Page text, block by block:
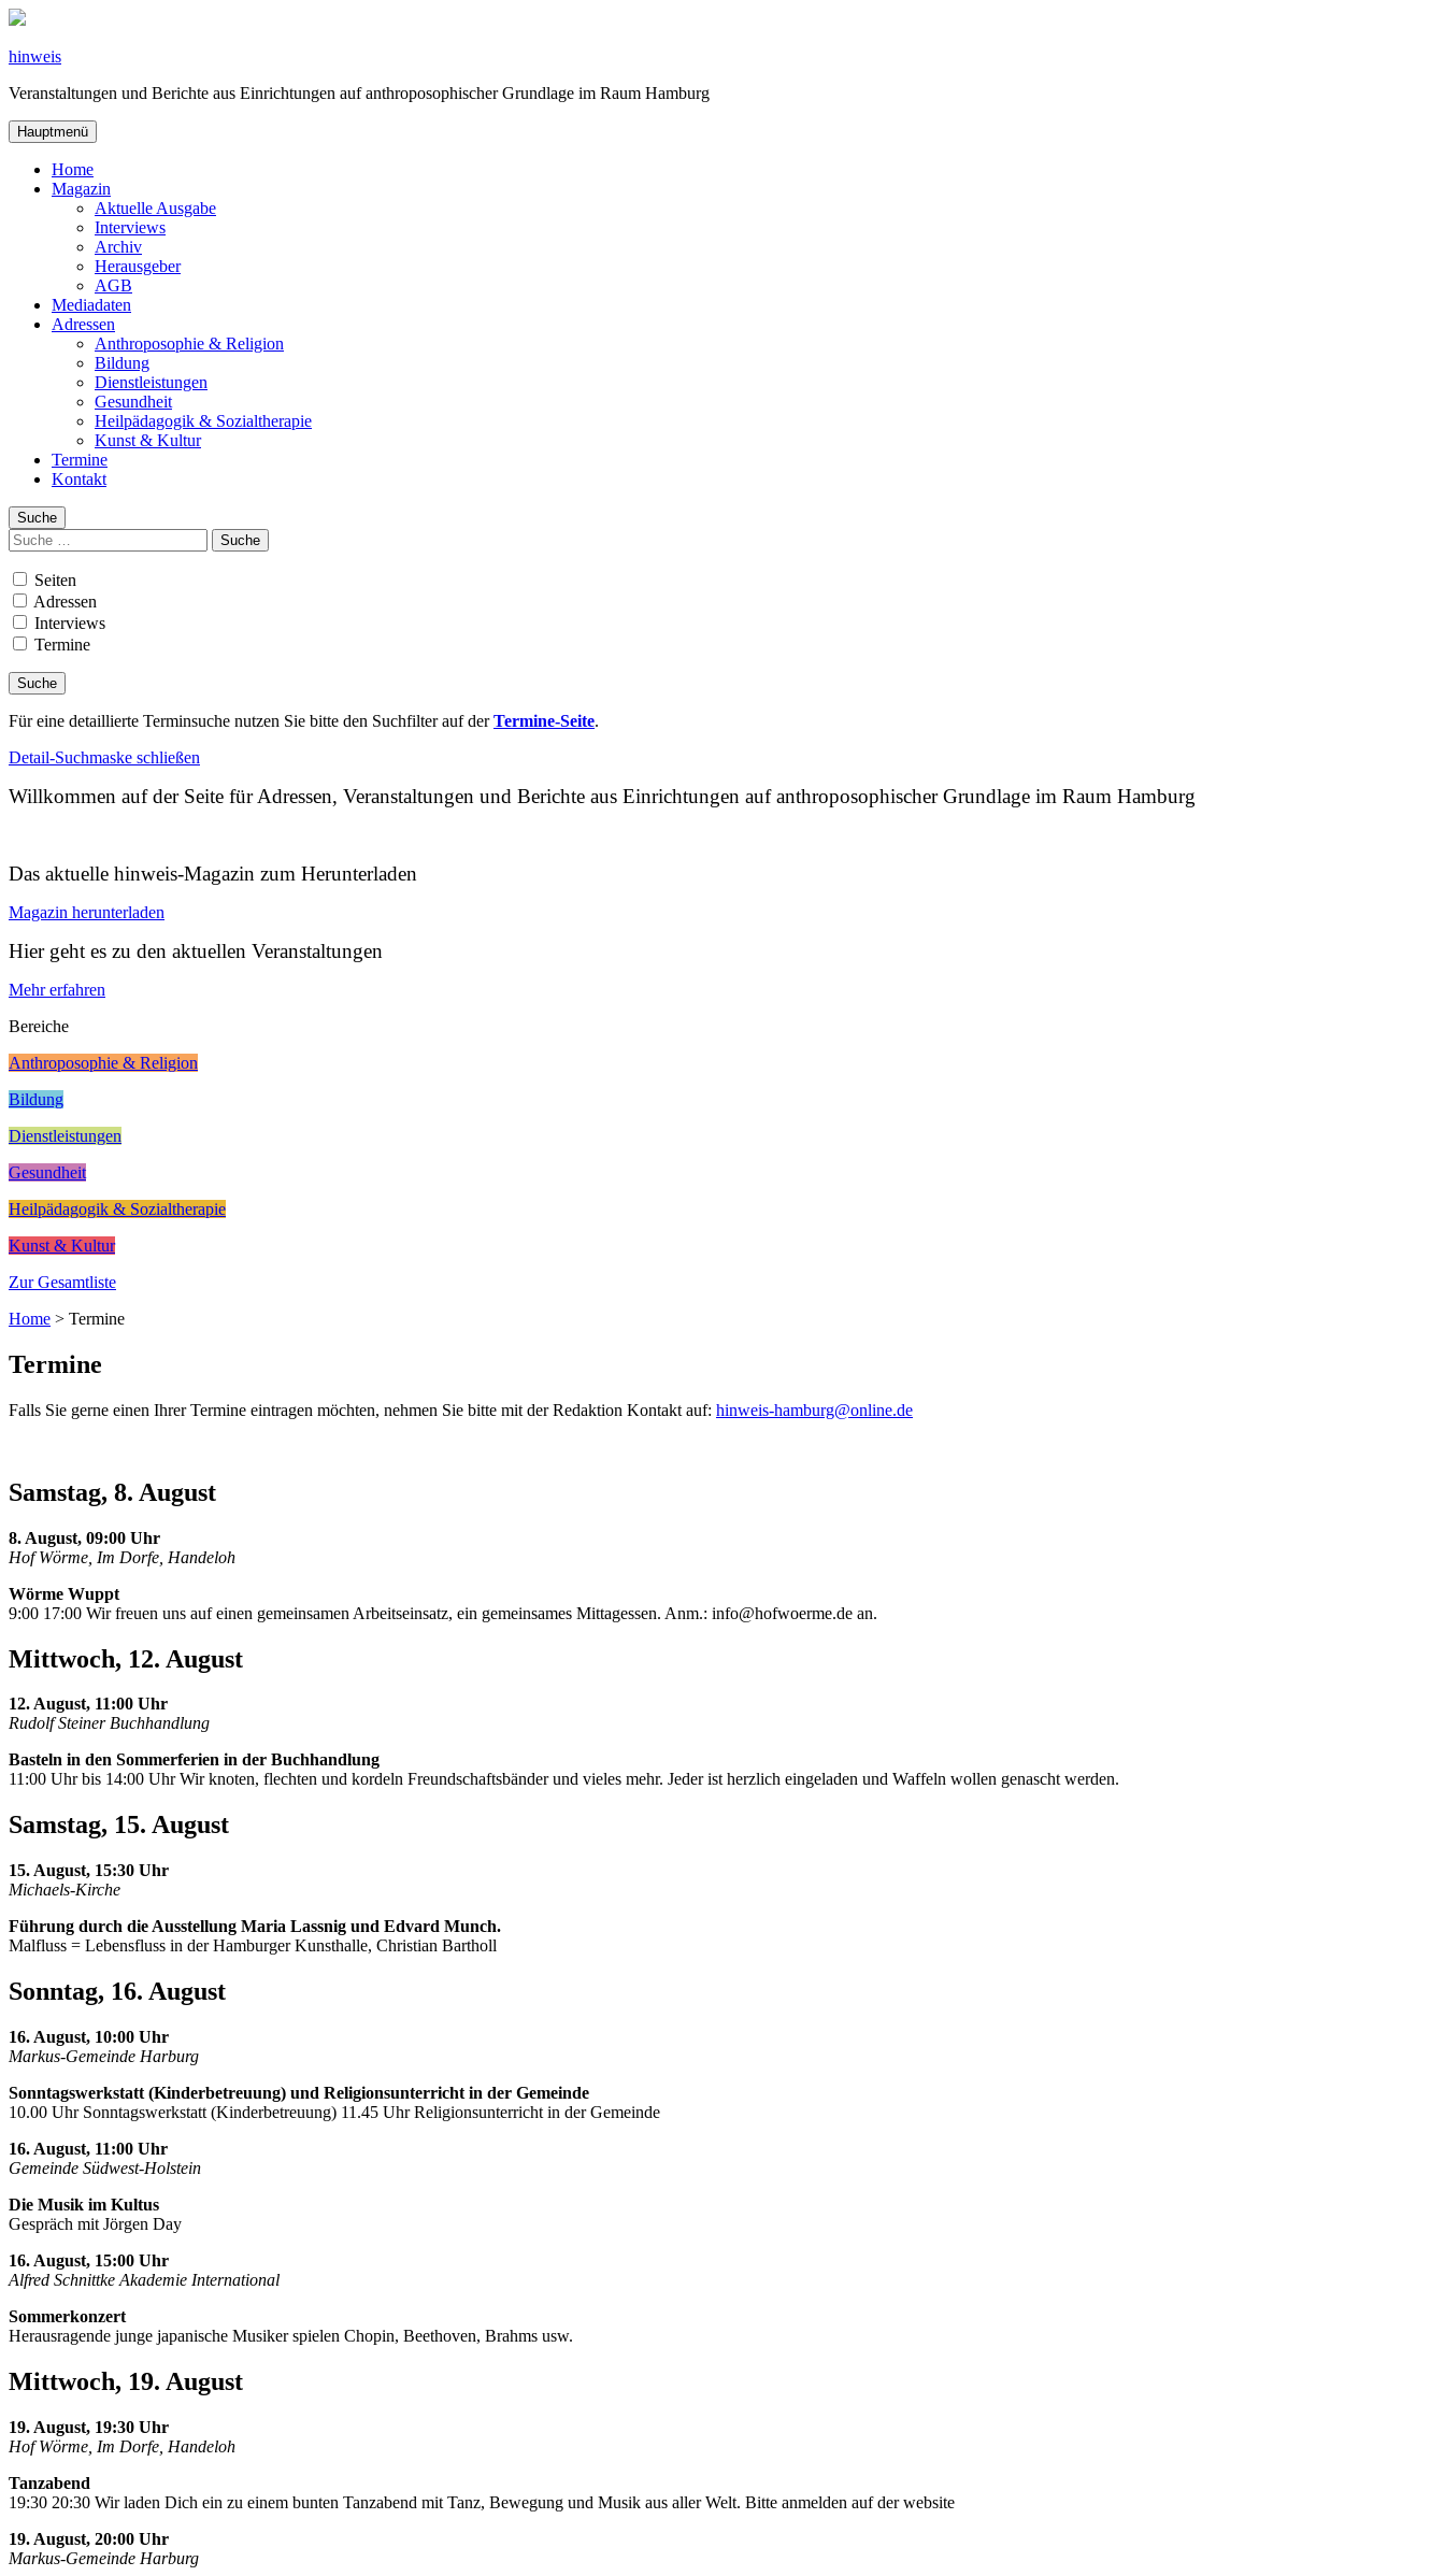
Zum
springen
hinweis
Veranstaltungen und Berichte aus Einrichtungen auf anthroposophischer Grundlage im Raum Hamburg
Hauptmenü
Home
Magazin
Aktuelle Ausgabe
Interviews
Archiv
Herausgeber
AGB
Mediadaten
Adressen
Anthroposophie & Religion
Bildung
Dienstleistungen
Gesundheit
Heilpädagogik & Sozialtherapie
Kunst & Kultur
Termine
Kontakt
Suche
Suchen
nach:
Seiten
Adressen
Interviews
Termine
Für eine detaillierte Terminsuche nutzen Sie bitte den Suchfilter auf derTermine-Seite.
Detail-Suchmaske schließen
Willkommen auf der Seite für Adressen, Veranstaltungen und Berichte aus Einrichtungen auf anthroposophischer Grundlage im Raum Hamburg
Das aktuelle hinweis-Magazin zum Herunterladen
Magazin herunterladen
Hier geht es zu den aktuellen Veranstaltungen
Mehr erfahren
Bereiche
Anthroposophie & Religion
Bildung
Dienstleistungen
Gesundheit
Heilpädagogik & Sozialtherapie
Kunst & Kultur
Zur Gesamtliste
Home > Termine
Termine
Falls Sie gerne einen Ihrer Termine eintragen möchten, nehmen Sie bitte mit der Redaktion Kontakt auf: hinweis-hamburg@online.de
Samstag, 8. August
8. August, 09:00 Uhr
Hof Wörme, Im Dorfe, Handeloh
Wörme Wuppt
9:00 17:00 Wir freuen uns auf einen gemeinsamen Arbeitseinsatz, ein gemeinsames Mittagessen. Anm.: info@hofwoerme.de an.
Mittwoch, 12. August
12. August, 11:00 Uhr
Rudolf Steiner Buchhandlung
Basteln in den Sommerferien in der Buchhandlung
11:00 Uhr bis 14:00 Uhr Wir knoten, flechten und kordeln Freundschaftsbänder und vieles mehr. Jeder ist herzlich eingeladen und Waffeln wollen genascht werden.
Samstag, 15. August
15. August, 15:30 Uhr
Michaels-Kirche
Führung durch die Ausstellung Maria Lassnig und Edvard Munch.
Malfluss = Lebensfluss in der Hamburger Kunsthalle, Christian Bartholl
Sonntag, 16. August
16. August, 10:00 Uhr
Markus-Gemeinde Harburg
Sonntagswerkstatt (Kinderbetreuung) und Religionsunterricht in der Gemeinde
10.00 Uhr Sonntagswerkstatt (Kinderbetreuung) 11.45 Uhr Religionsunterricht in der Gemeinde
16. August, 11:00 Uhr
Gemeinde Südwest-Holstein
Die Musik im Kultus
Gespräch mit Jörgen Day
16. August, 15:00 Uhr
Alfred Schnittke Akademie International
Sommerkonzert
Herausragende junge japanische Musiker spielen Chopin, Beethoven, Brahms usw.
Mittwoch, 19. August
19. August, 19:30 Uhr
Hof Wörme, Im Dorfe, Handeloh
Tanzabend
19:30 20:30 Wir laden Dich ein zu einem bunten Tanzabend mit Tanz, Bewegung und Musik aus aller Welt. Bitte anmelden auf der website
19. August, 20:00 Uhr
Markus-Gemeinde Harburg